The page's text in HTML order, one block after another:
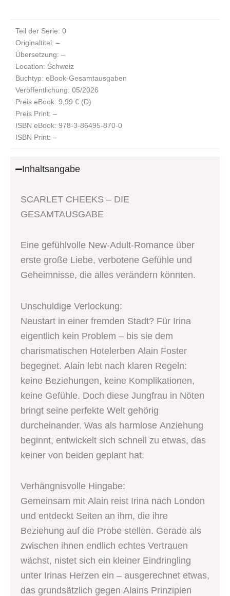
Teil der Serie: 0
Originaltitel: –
Übersetzung: –
Location: Schweiz
Buchtyp: eBook-Gesamtausgaben
Veröffentlichung: 05/2026
Preis eBook: 9,99 € (D)
Preis Print: –
ISBN eBook: 978-3-86495-870-0
ISBN Print: –
Inhaltsangabe
SCARLET CHEEKS – DIE
GESAMTAUSGABE
Eine gefühlvolle New-Adult-Romance über
erste große Liebe, verbotene Gefühle und
Geheimnisse, die alles verändern könnten.
Unschuldige Verlockung:
Neustart in einer fremden Stadt? Für Irina
eigentlich kein Problem – bis sie dem
charismatischen Hotelerben Alain Foster
begegnet. Alain lebt nach klaren Regeln:
keine Beziehungen, keine Komplikationen,
keine Gefühle. Doch diese Jungfrau in Nöten
bringt seine perfekte Welt gehörig
durcheinander. Was als harmlose Anziehung
beginnt, entwickelt sich schnell zu etwas, das
keiner von beiden geplant hat.
Verhängnisvolle Hingabe:
Gemeinsam mit Alain reist Irina nach London
und entdeckt Seiten an ihm, die ihre
Beziehung auf die Probe stellen. Gerade als
zwischen ihnen endlich echtes Vertrauen
wächst, nistet sich ein kleiner Eindringling
unter Irinas Herzen ein – ausgerechnet etwas,
das grundsätzlich gegen Alains Prinzipien